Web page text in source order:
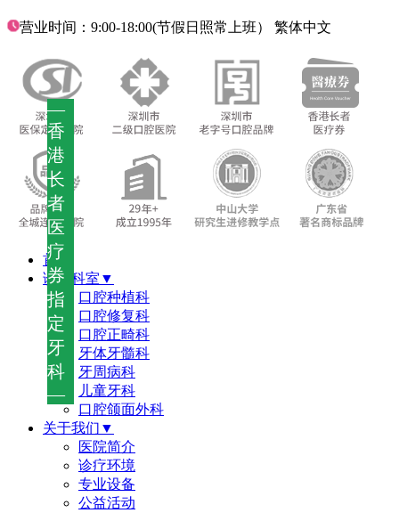
—
香
港
长
者
医
疗
券
指
定
牙
科
—
营业时间：9:00-18:00(节假日照常上班） 繁体中文
首页
诊疗科室▼
口腔种植科
口腔修复科
口腔正畸科
牙体牙髓科
牙周病科
儿童牙科
口腔颌面外科
关于我们▼
医院简介
诊疗环境
专业设备
公益活动